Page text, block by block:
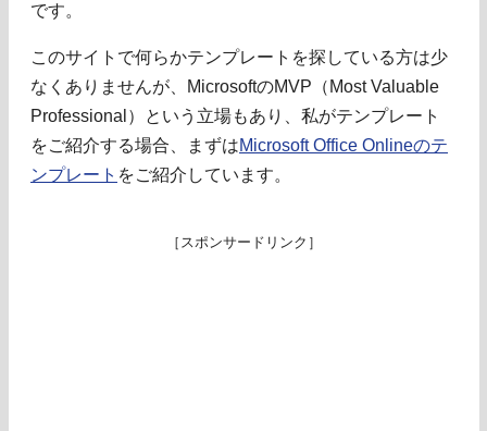
です。
このサイトで何らかテンプレートを探している方は少
なくありませんが、MicrosoftのMVP（Most Valuable
Professional）という立場もあり、私がテンプレート
をご紹介する場合、まずはMicrosoft Office Onlineのテ
ンプレート をご紹介しています。
［スポンサードリンク］